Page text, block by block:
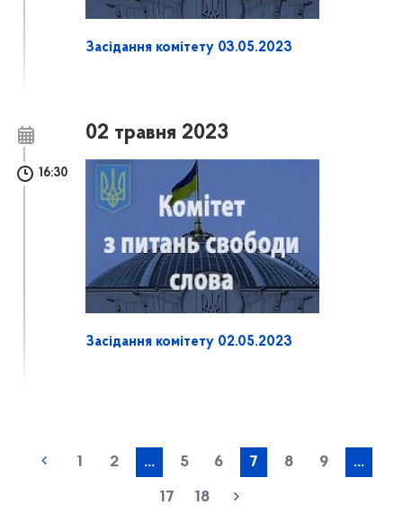
Засідання комітету 03.05.2023
02 травня 2023
16:30
Засідання комітету 02.05.2023
1 2 ... 5 6 7 8 9 ...
17 18